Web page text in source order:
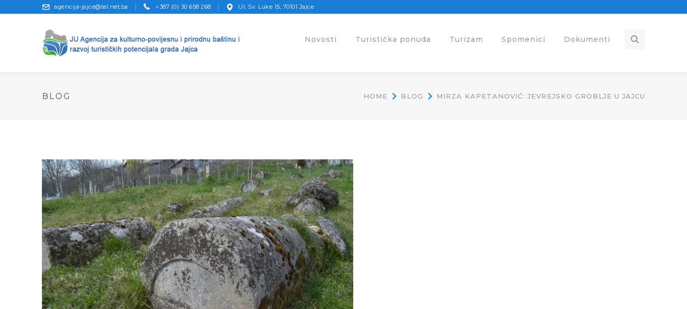
agencija-jajce@tel.net.ba +387 (0) 30 658 268 Ul. Sv. Luke 15, 70101 Jajce
Novosti Turistička ponuda Turizam Spomenici Dokumenti
BLOG HOME BLOG MIRZA KAPETANOVIĆ: JEVREJSKO GROBLJE U JAJCU